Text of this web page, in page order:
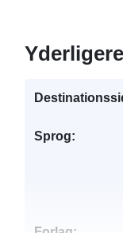
Sprog: